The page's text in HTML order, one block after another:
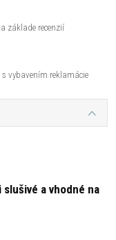
základe recenzií
vybavením reklamácie
a vhodné na